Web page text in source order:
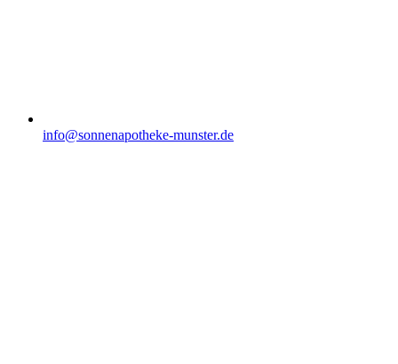
info@sonnenapotheke-munster.de